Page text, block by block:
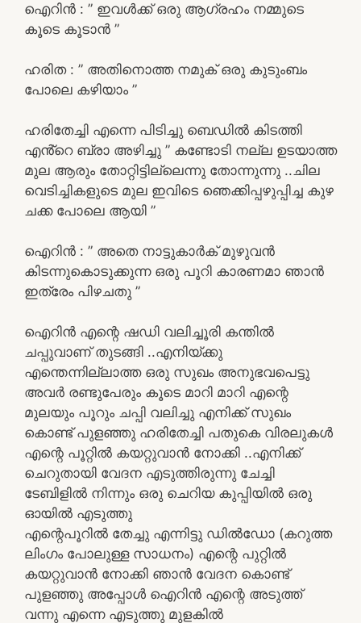
ഐറിൻ : ” ഇവൾക്ക് ഒരു ആഗ്രഹം നമ്മുടെ
കൂടെ കൂടാൻ ”
ഹരിത : ” അതിനൊത്ത നമുക് ഒരു കുടുംബം
പോലെ കഴിയാം ”
ഹരിതേച്ചി എന്നെ പിടിച്ചു ബെഡിൽ കിടത്തി
എൻ്റെ ബ്രാ അഴിച്ചു ” കണ്ടോടി നല്ല ഉടയാത്ത
മുല ആരും തോറ്റിട്ടില്ലെന്നു തോന്നുന്നു ..ചില
വെടിച്ചികളുടെ മുല ഇവിടെ ഞെക്കിപ്പഴുപ്പിച്ച കുഴ
ചക്ക പോലെ ആയി ”
ഐറിൻ : ” അതെ നാട്ടുകാർക് മുഴുവൻ
കിടന്നുകൊടുക്കുന്ന ഒരു പൂറി കാരണമാ ഞാൻ
ഇത്രേം പിഴചതു ”
ഐറിൻ എന്റെ ഷഡി വലിച്ചൂരി കന്തിൽ
ചപ്പുവാണ് തുടങ്ങി ..എനിയ്ക്കു
എന്തെന്നില്ലാത്ത ഒരു സുഖം അനുഭവപെട്ടു
അവർ രണ്ടുപേരും കൂടെ മാറി മാറി എന്റെ
മുലയും പൂറും ചപ്പി വലിച്ചു എനിക്ക് സുഖം
കൊണ്ട് പുളഞ്ഞു ഹരിതേച്ചി പതുകെ വിരലുകൾ
എന്റെ പൂറ്റിൽ കയറ്റുവാൻ നോക്കി ..എനിക്ക്
ചെറുതായി വേദന എടുത്തിരുന്നു ചേച്ചി
ടേബിളിൽ നിന്നും ഒരു ചെറിയ കുപ്പിയിൽ ഒരു
ഓയിൽ എടുത്തു
എന്റെപൂറിൽ തേച്ചു എന്നിട്ടു ഡിൽഡോ (കറുത്ത
ലിംഗം പോലുള്ള സാധനം) എന്റെ പുറ്റിൽ
കയറ്റുവാൻ നോക്കി ഞാൻ വേദന കൊണ്ട്
പുളഞ്ഞു അപ്പോൾ ഐറിൻ എന്റെ അടുത്ത്
വന്നു എന്നെ എടുത്തു മുളകിൽ